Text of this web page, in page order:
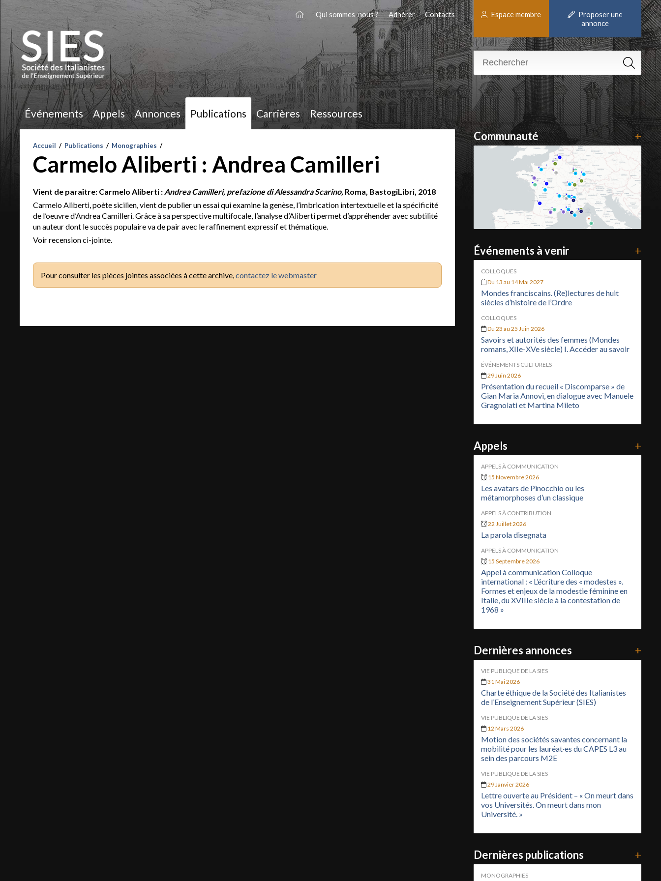
Qui sommes-nous ? Adhérer Contacts
Événements Appels Annonces Publications Carrières Ressources
Espace membre
Proposer une
annonce
Accueil / Publications / Monographies /
Carmelo Aliberti : Andrea Camilleri
Vient de paraître: Carmelo Aliberti :Andrea Camilleri, prefazione di Alessandra Scarino, Roma, BastogiLibri, 2018
Carmelo Aliberti, poète sicilien, vient de publier un essai qui examine la genèse, l’imbrication intertextuelle et la spécificité
de l’oeuvre d’Andrea Camilleri. Grâce à sa perspective multifocale, l’analyse d’Aliberti permet d’appréhender avec subtilité
un auteur dont le succès populaire va de pair avec le raffinement expressif et thématique.
Voir recension ci-jointe.
Pour consulter les pièces jointes associées à cette archive, contactez le webmaster
Communauté +
Événements à venir +
COLLOQUES
Du 13 au 14 Mai 2027
Mondes franciscains. (Re)lectures de huit
siècles d’histoire de l’Ordre
COLLOQUES
Du 23 au 25 Juin 2026
Savoirs et autorités des femmes (Mondes
romans, XIIe-XVe siècle) I. Accéder au savoir
ÉVÉNEMENTS CULTURELS
29 Juin 2026
Présentation du recueil « Discomparse » de
Gian Maria Annovi, en dialogue avec Manuele
Gragnolati et Martina Mileto
Appels +
APPELS À COMMUNICATION
15 Novembre 2026
Les avatars de Pinocchio ou les
métamorphoses d’un classique
APPELS À CONTRIBUTION
22 Juillet 2026
La parola disegnata
APPELS À COMMUNICATION
15 Septembre 2026
Appel à communication Colloque
international : « L’écriture des « modestes ».
Formes et enjeux de la modestie féminine en
Italie, du XVIIIe siècle à la contestation de
1968 »
Dernières annonces +
VIE PUBLIQUE DE LA SIES
31 Mai 2026
Charte éthique de la Société des Italianistes
de l’Enseignement Supérieur (SIES)
VIE PUBLIQUE DE LA SIES
12 Mars 2026
Motion des sociétés savantes concernant la
mobilité pour les lauréat·es du CAPES L3 au
sein des parcours M2E
VIE PUBLIQUE DE LA SIES
29 Janvier 2026
Lettre ouverte au Président – « On meurt dans
vos Universités. On meurt dans mon
Université. »
Dernières publications +
MONOGRAPHIES